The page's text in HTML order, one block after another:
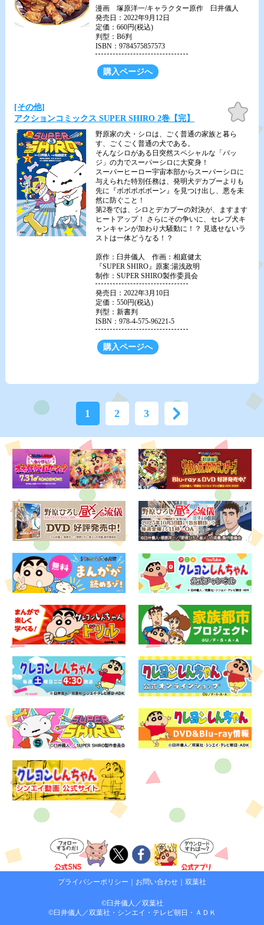
漫画 塚原洋一/キャラクター原作 臼井儀人
発売日：2022年9月12日
定価：660円(税込)
判型：B6判
ISBN：9784575857573
購入ページへ
[その他]
アクションコミックス SUPER SHIRO 2巻【完】
お気
に入
野原家の犬・シロは、ごく普通の家族と暮ら
す、ごくごく普通の犬である。
そんなシロがある日突然スペシャルな「バッ
ジ」の力でスーパーシロに大変身！
スーパーヒーロー宇宙本部からスーパーシロに
与えられた特別任務は、発明犬デカプーよりも
先に『ボボボボボーン』を見つけ出し、悪を未
然に防ぐこと！
第2巻では、シロとデカプーの対決が、ますます
ヒートアップ！ さらにその争いに、セレブ犬キ
ャンキャンが加わり大騒動に！？ 見逃せないラ
ストは一体どうなる！？
原作：臼井儀人 作画：相庭健太
『SUPER SHIRO』原案:湯浅政明
制作：SUPER SHIRO製作委員会
発売日：2022年3月10日
定価：550円(税込)
判型：新書判
ISBN：978-4-575-96221-5
購入ページへ
1 2 3
プライバシーポリシー お問い合わせ 双葉社
©臼井儀人／双葉社
©臼井儀人／双葉社・シンエイ・テレビ朝日・ＡＤＫ